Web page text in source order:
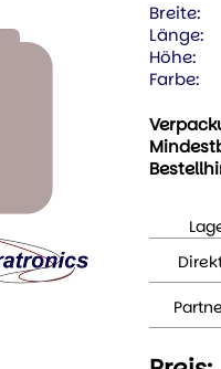
Breite:
Länge:
Höhe:
Farbe: